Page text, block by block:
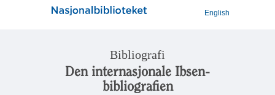
English
Bibliografi
Den internasjonale Ibsen-
bibliografien